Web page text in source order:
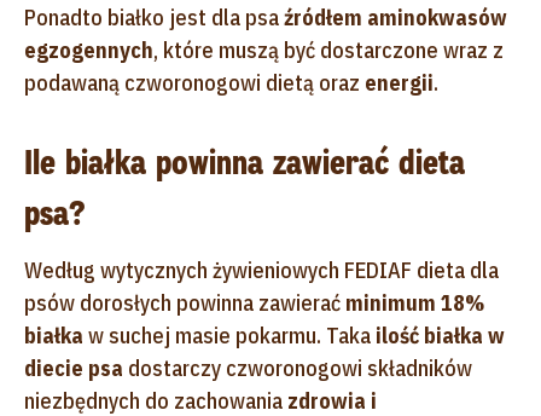
Ponadto białko jest dla psaźródłem aminokwasów
egzogennych, które muszą być dostarczone wraz z
podawaną czworonogowi dietą oraz energii.
Ile białka powinna zawierać dieta
psa?
Według wytycznych żywieniowych FEDIAF dieta dla
psów dorosłych powinna zawierać minimum 18%
białka w suchej masie pokarmu. Taka ilość białka w
diecie psa dostarczy czworonogowi składników
niezbędnych do zachowania zdrowia i